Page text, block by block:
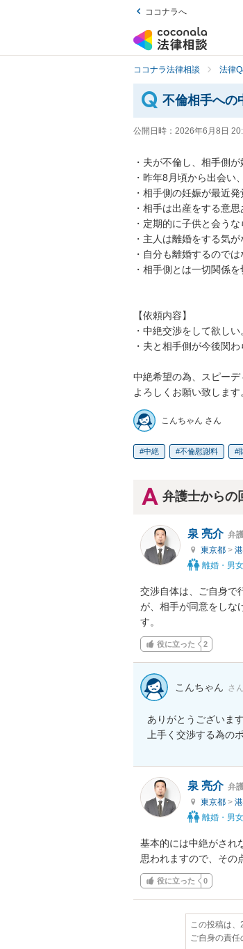
ココナラへ
ココナラ法律相談 法律
不倫相手への
公開日時： 2026年6月8日
・夫が不倫し、相手側が
・昨年8月頃から出会い
・相手側の妊娠が最近
・相手は出産をする意思
・定期的に子供と会う
・主人は離婚をする気
・自分も離婚するので
・相手側とは一切関係
【依頼内容】
・中絶交渉をして欲しい
・夫と相手側が今後関
中絶希望の為、スピーデ
よろしくお願い致します
こんちゃん さん
中絶 不倫慰謝料
弁護士からの
泉 亮介 弁
東京都 >
離婚・男
交渉自体は、ご自身で
が、相手が同意をしな
す。
役に立った 2
こんちゃん さん
ありがとうございます
泉 亮介 弁
東京都 >
離婚・男
基本的には中絶がされ
思われますので、その
役に立った 0
この投稿は
ご自身の責